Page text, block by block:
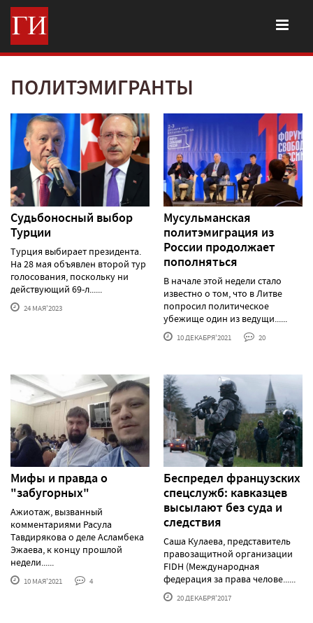
ПОЛИТЭМИГРАНТЫ
Судьбоносный выбор
Турции
Турция выбирает президента.
На 28 мая объявлен второй тур
голосования, поскольку ни
действующий 69-л......
24 МАЯ'2023
Мусульманская
политэмиграция из
России продолжает
пополняться
В начале этой недели стало
известно о том, что в Литве
попросил политическое
убежище один из ведущи......
10 ДЕКАБРЯ'2021 20
Мифы и правда о
"забугорных"
Ажиотаж, вызванный
комментариями Расула
Тавдирякова о деле Асламбека
Эжаева, к концу прошлой
недели......
10 МАЯ'2021 4
Беспредел французских
спецслужб: кавказцев
высылают без суда и
следствия
Саша Кулаева, представитель
правозащитной организации
FIDH (Международная
федерация за права челове......
20 ДЕКАБРЯ'2017